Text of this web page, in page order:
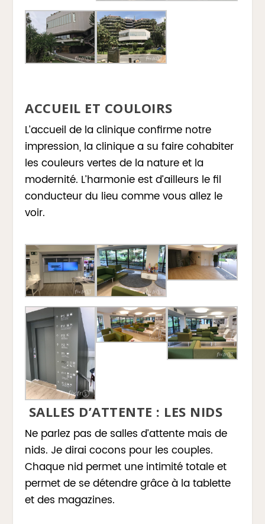
ACCUEIL ET COULOIRS
L’accueil de la clinique confirme notre
impression, la clinique a su faire cohabiter
les couleurs vertes de la nature et la
modernité. L’harmonie est d’ailleurs le fil
conducteur du lieu comme vous allez le
voir.
SALLES D’ATTENTE : LES NIDS
Ne parlez pas de salles d’attente mais de
nids. Je dirai cocons pour les couples.
Chaque nid permet une intimité totale et
permet de se détendre grâce à la tablette
et des magazines.